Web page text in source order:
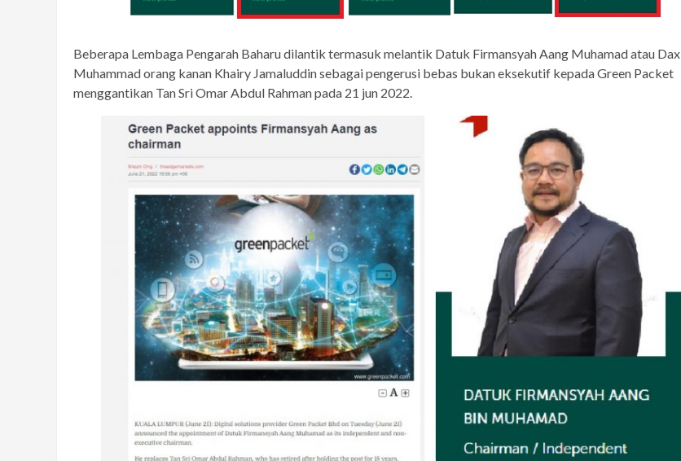
Beberapa Lembaga Pengarah Baharu dilantik termasuk melantik Datuk Firmansyah Aang Muhamad atau Dax
Muhammad orang kanan Khairy Jamaluddin sebagai pengerusi bebas bukan eksekutif kepada Green Packet
menggantikan Tan Sri Omar Abdul Rahman pada 21 jun 2022.